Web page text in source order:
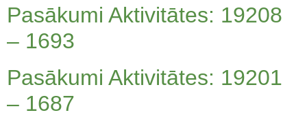
Pasākumi Aktivitātes: 19208
– 1693
Pasākumi Aktivitātes: 19201
– 1687